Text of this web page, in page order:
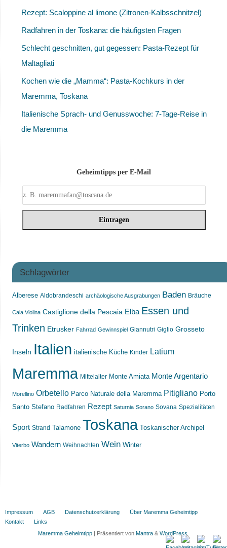
Rezept: Scaloppine al limone (Zitronen-Kalbsschnitzel)
Radfahren in der Toskana: die häufigsten Fragen
Schlecht geschnitten, gut gegessen: Pasta-Rezept für
Maltagliati
Kochen wie die „Mamma“: Pasta-Kochkurs in der
Maremma, Toskana
Italienische Sprach- und Genusswoche: 7-Tage-Reise in
die Maremma
Geheimtipps per E-Mail
Schlagwörter
Alberese Aldobrandeschi archäologische Ausgrabungen Baden Bräuche
Cala Violina Castiglione della Pescaia Elba Essen und
Trinken Etrusker Fahrrad Gewinnspiel Giannutri Giglio Grosseto
Inseln Italien italienische Küche Kinder Latium
Maremma Mittelalter Monte Amiata Monte Argentario
Morellino Orbetello Parco Naturale della Maremma Pitigliano Porto
Santo Stefano Radfahren Rezept Saturnia Sorano Sovana Spezialitäten
Sport Strand Talamone Toskana Toskanischer Archipel
Viterbo Wandern Weihnachten Wein Winter
Impressum AGB Datenschutzerklärung
Über Maremma Geheimtipp
Kontakt
Links
Maremma Geheimtipp | Präsentiert von Mantra & WordPress.